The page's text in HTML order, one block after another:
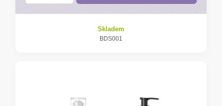
Skladem
BDS001